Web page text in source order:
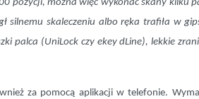
pozycji, można więc wykonać skany kilku
silnemu skaleczeniu albo ręka trafiła w
palca (UniLock czy ekey dLine), lekkie
za pomocą aplikacji w telefonie.